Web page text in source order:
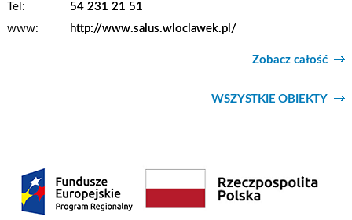
Tel:
54 231 21 51
www:
http://www.salus.wloclawek.pl/
Zobacz całość
WSZYSTKIE OBIEKTY